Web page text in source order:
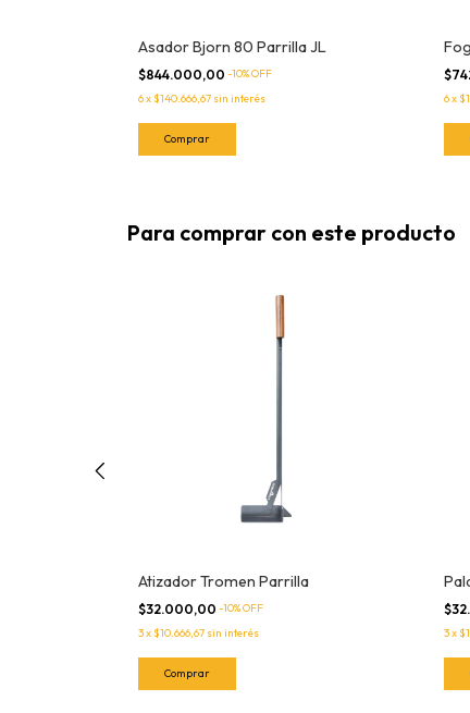
Asador Bjorn 80 Parrilla JL
$844.000,00 -10% OFF
6x$140.666,67 sin interés
6x
Para comprar con este producto
Atizador Tromen Parrilla
$32.000,00 -10% OFF
3x$10.666,67 sin interés
3x